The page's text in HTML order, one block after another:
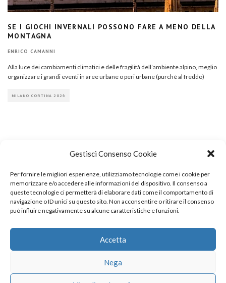
Gestisci Consenso Cookie
Per fornire le migliori esperienze, utilizziamo tecnologie come i cookie per
memorizzare e/o accedere alle informazioni del dispositivo. Il consenso a
queste tecnologie ci permetterà di elaborare dati come il comportamento di
navigazione o ID unici su questo sito. Non acconsentire o ritirare il consenso
può influire negativamente su alcune caratteristiche e funzioni.
Accetta
Nega
SE I GIOCHI INVERNALI POSSONO FARE A MENO DELLA
MONTAGNA
ENRICO CAMANNI
Alla luce dei cambiamenti climatici e delle fragilità dell’ambiente alpino, meglio
organizzare i grandi eventi in aree urbane o peri urbane (purchè al freddo)
MILANO CORTINA 2026
COPYRIGHT
© TheArchitecturalPost 2024
SOCIAL NETWORK
facebookinstagram